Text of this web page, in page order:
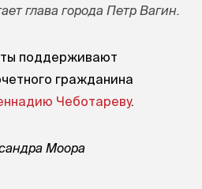
глава города Петр Вагин.
поддерживают
гражданина
Чеботареву.
Моора